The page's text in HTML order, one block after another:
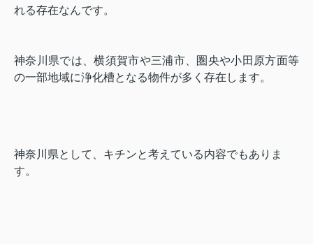
れる存在なんです。
神奈川県では、横須賀市や三浦市、圏央や小田原方面等
の一部地域に浄化槽となる物件が多く存在します。
神奈川県として、キチンと考えている内容でもありま
す。